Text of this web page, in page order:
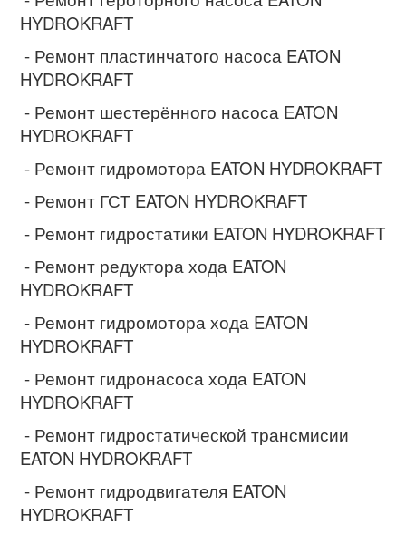
HYDROKRAFT
- Ремонт пластинчатого насоса EATON
HYDROKRAFT
- Ремонт шестерённого насоса EATON
HYDROKRAFT
- Ремонт гидромотора EATON HYDROKRAFT
- Ремонт ГСТ EATON HYDROKRAFT
- Ремонт гидростатики EATON HYDROKRAFT
- Ремонт редуктора хода EATON
HYDROKRAFT
- Ремонт гидромотора хода EATON
HYDROKRAFT
- Ремонт гидронасоса хода EATON
HYDROKRAFT
- Ремонт гидростатической трансмисии
EATON HYDROKRAFT
- Ремонт гидродвигателя EATON
HYDROKRAFT